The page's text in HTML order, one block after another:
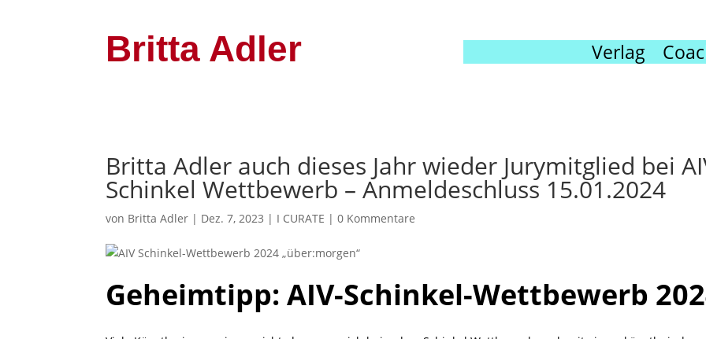
Britta Adler Verlag
Britta Adler auch dieses Jahr wieder Jurymitglied bei
Schinkel Wettbewerb – Anmeldeschluss 15.01.2024
von Britta Adler | Dez. 7, 2023 | I CURATE |0 Kommentare
Geheimtipp: AIV-Schinkel-Wettbewerb